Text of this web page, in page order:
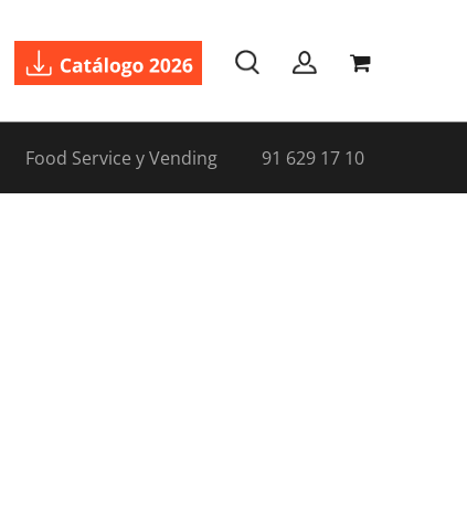
Food Service y Vending 91 629 17 10